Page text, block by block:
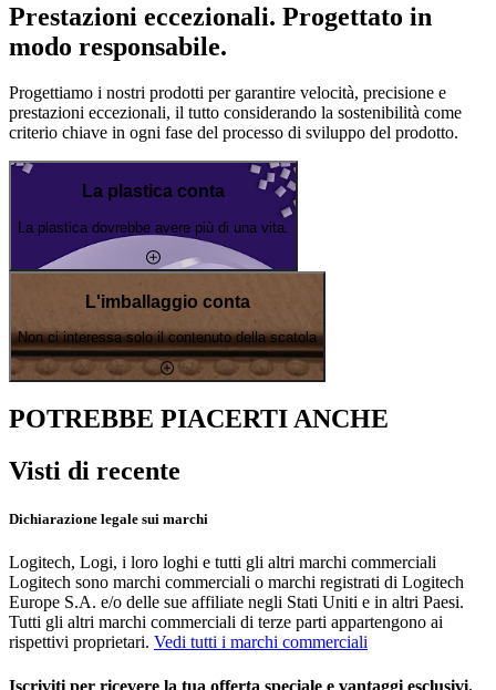
Prestazioni eccezionali. Progettato in
modo responsabile.
Progettiamo i nostri prodotti per garantire velocità, precisione e
prestazioni eccezionali, il tutto considerando la sostenibilità come
criterio chiave in ogni fase del processo di sviluppo del prodotto.
La plastica conta
La plastica dovrebbe avere più di una vita.
L'imballaggio conta
Non ci interessa solo il contenuto della scatola
POTREBBE PIACERTI ANCHE
Visti di recente
Dichiarazione legale sui marchi
Logitech, Logi, i loro loghi e tutti gli altri marchi commerciali
Logitech sono marchi commerciali o marchi registrati di Logitech
Europe S.A. e/o delle sue affiliate negli Stati Uniti e in altri Paesi.
Tutti gli altri marchi commerciali di terze parti appartengono ai
rispettivi proprietari. Vedi tutti i marchi commerciali
Iscriviti per ricevere la tua offerta speciale e vantaggi esclusivi.